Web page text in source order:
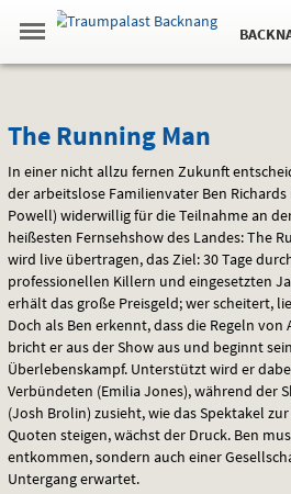
Springe
zum
,zum
.
Navigation
Gehe
zur
Standortauswahl
Standort:
Hinweis
The
Running
Man
The Running Man
In einer nicht allzu fernen Zukunft
der arbeitslose Familienvater Ben Richards
Powell) widerwillig für die Teilnahme an
heißesten Fernsehshow des Landes: The
wird live übertragen, das Ziel: 30 Tage
professionellen Killern und eingesetzten
erhält das große Preisgeld; wer scheitert,
Doch als Ben erkennt, dass die Regeln
bricht er aus der Show aus und beginnt
Überlebenskampf. Unterstützt wird er
Verbündeten (Emilia Jones), während der
(Josh Brolin) zusieht, wie das Spektakel
Quoten steigen, wächst der Druck. Ben
entkommen, sondern auch einer
Untergang erwartet.